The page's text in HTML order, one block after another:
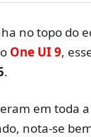
no topo do
One UI 9,
.
em toda
nota-se